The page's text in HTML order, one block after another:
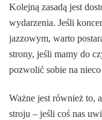
Kolejną zasadą jest
wydarzenia. Jeśli
jazzowym, warto
strony, jeśli mamy do
pozwolić sobie na
Ważne jest również to,
stroju – jeśli coś nas